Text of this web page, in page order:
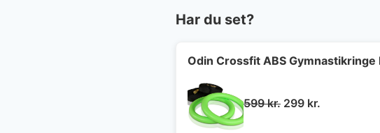
Har du set?
Odin Crossfit ABS Gymnastikringe
599kr. Den
299 kr.